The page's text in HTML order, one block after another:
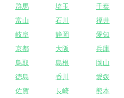
群馬
埼玉 千葉
富山
石川 福井
岐阜
静岡 愛知
京都
大阪 兵庫
鳥取
島根 岡山
徳島
香川 愛媛
佐賀
長崎 熊本